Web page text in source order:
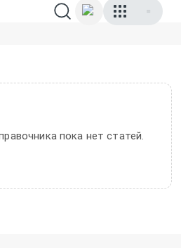
пока нет статей.